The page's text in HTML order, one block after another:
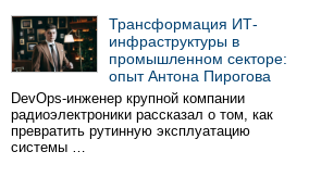
Трансформация ИТ-
инфраструктуры в
промышленном секторе:
опыт Антона Пирогова
DevOps-инженер крупной компании
радиоэлектроники рассказал о том, как
превратить рутинную эксплуатацию
системы …